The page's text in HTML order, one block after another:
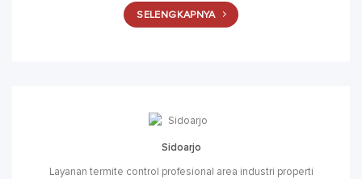
SELENGKAPNYA
Sidoarjo
Layanan termite control profesional area industri properti